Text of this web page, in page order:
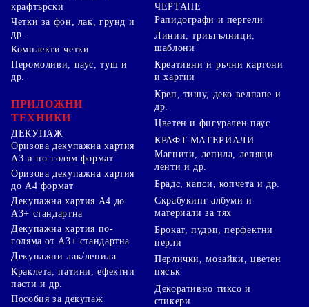
крафтърски
Четки за фон, лак, грунд и
др.
Комплекти четки
ЧЕРТАНЕ
Рапидографи и пергели
Линии, триъгълници,
шаблони
Перомоливи, паус, туш и
др.
ПРИЛОЖНИ
ТЕХНИКИ
ДЕКУПАЖ
Оризова декупажна хартия
А3 и по-голям формат
Оризова декупажна хартия
до А4 формат
Декупажна хартия А4 до
А3+ стандартна
Декупажна хартия по-
голяма от А3+ стандартна
Декупажни лак/лепила
Краклета, патини, ефектни
пасти и др.
Пособия за декупаж
Креативни и ръчни картони
и хартии
Креп, тишу, деко велпапе и
др.
Цветен и фигурален паус
КРАФТ МАТЕРИАЛИ
Магнити, лепила, лепящи
ленти и др.
Брадс, капси, копчета и др.
Скрабукинг албуми и
материали за тях
Брокат, пудри, перфектни
перли
Перлички, мозайки, цветен
пясък
Декоративно тиксо и
стикери